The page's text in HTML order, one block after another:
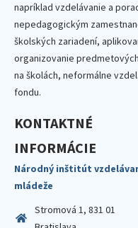
napríklad vzdelávanie a
nepedagogickým
školských zariadení,
organizovanie
na školách, neformálne
fondu.
KONTAKTNÉ
INFORMÁCIE
Národný inštitút
mládeže
Stromová 1, 831 01